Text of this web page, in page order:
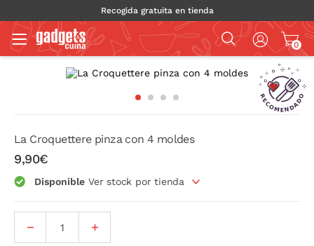
Recogida gratuita en tienda
0
La Croquettere pinza con 4 moldes
9,90€
Disponible Ver stock por tienda